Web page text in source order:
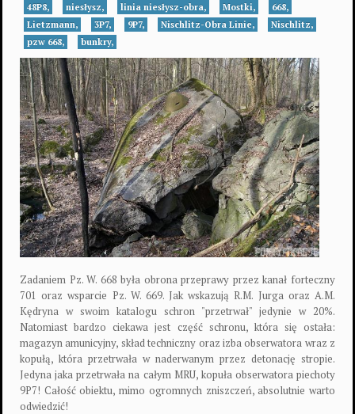
48P8,
niesłysz, linia niesłysz-obra, Mostki,
668,
Lietzmann,
3P7, 9P7, Nischlitz-Obra Linie,
Nischlitz,
pzw 668,
bunkry,
Zadaniem Pz. W. 668 była obrona przeprawy przez kanał forteczny
701 oraz wsparcie Pz. W. 669. Jak wskazują R.M. Jurga oraz A.M.
Kędryna w swoim katalogu schron "przetrwał" jedynie w 20%.
Natomiast bardzo ciekawa jest część schronu, która się ostała:
magazyn amunicyjny, skład techniczny oraz izba obserwatora wraz z
kopułą, która przetrwała w naderwanym przez detonację stropie.
Jedyna jaka przetrwała na całym MRU, kopuła obserwatora piechoty
9P7! Całość obiektu, mimo ogromnych zniszczeń, absolutnie warto
odwiedzić!